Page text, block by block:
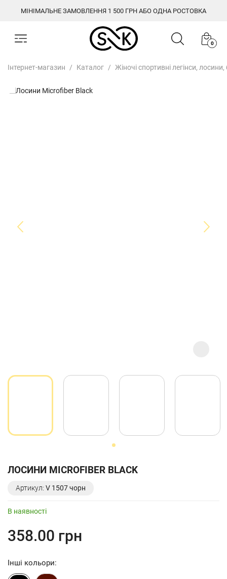
МІНІМАЛЬНЕ ЗАМОВЛЕННЯ 1 500 ГРН АБО ОДНА РОСТОВКА
0
Інтернет-магазин Каталог Жіночі спортивні легінси,
ЛОСИНИ MICROFIBER BLACK
Артикул: V 1507 чорн
В наявності
358.00 грн
Інші кольори: